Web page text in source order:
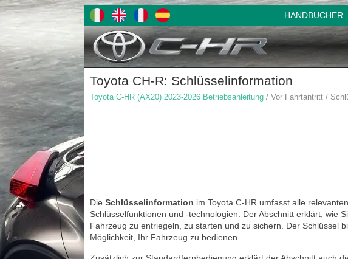
HANDBUCHER
Toyota CH-R: Schlüsselinformation
Toyota C-HR (AX20) 2023-2026 Betriebsanleitung / Vor Fahrtantritt /
Die Schlüsselinformation im Toyota C-HR umfasst alle
Schlüsselfunktionen und -technologien. Der Abschnitt erklärt, wie
Fahrzeug zu entriegeln, zu starten und zu sichern. Der Schlüssel
Möglichkeit, Ihr Fahrzeug zu bedienen.